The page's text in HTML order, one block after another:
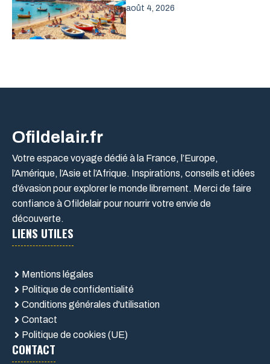
août 4, 2026
Ofildelair.fr
Votre espace voyage dédié à la France, l’Europe,
l’Amérique, l’Asie et l’Afrique. Inspirations, conseils et idées
d’évasion pour explorer le monde librement. Merci de faire
confiance à Ofildelair pour nourrir votre envie de
découverte.
LIENS UTILES
Mentions légales
Politique de confidentialité
Conditions générales d'utilisation
Contact
Politique de cookies (UE)
CONTACT